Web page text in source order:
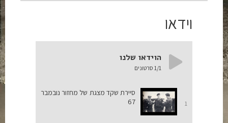
וידאו
הוידאו שלנו
1/1 סרטונים
1
סיירת שקד מצגת של מחזור נובמבר
67